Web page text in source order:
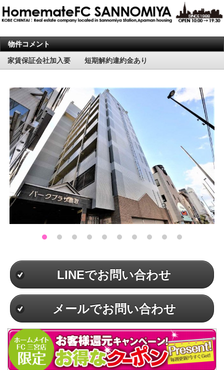
物件コメント
家賃保証会社加入要 短期解約違約金あり
LINEでお問い合わせ
メールでお問い合わせ